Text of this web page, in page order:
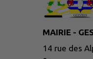
MAIRIE -
14 rue des